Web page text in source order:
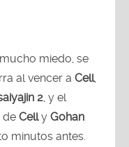
miedo, se
al vencer a Cell,
2 , y el
de Celly Gohan
minutos antes.